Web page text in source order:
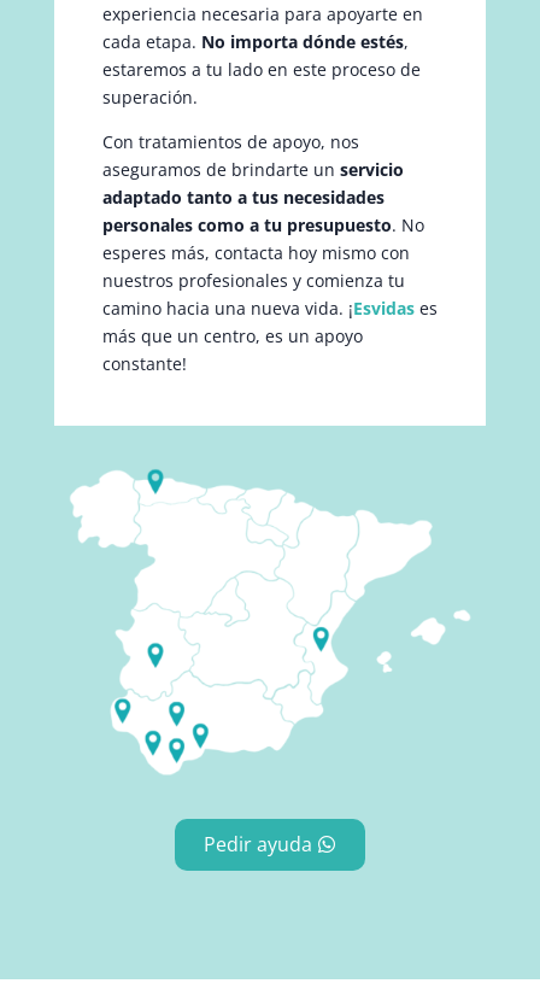
experiencia necesaria para apoyarte en
cada etapa. No importa dónde estés,
estaremos a tu lado en este proceso de
superación.
Con tratamientos de apoyo, nos
aseguramos de brindarte un servicio
adaptado tanto a tus necesidades
personales como a tu presupuesto. No
esperes más, contacta hoy mismo con
nuestros profesionales y comienza tu
camino hacia una nueva vida. ¡Esvidas es
más que un centro, es un apoyo
constante!
Pedir ayuda